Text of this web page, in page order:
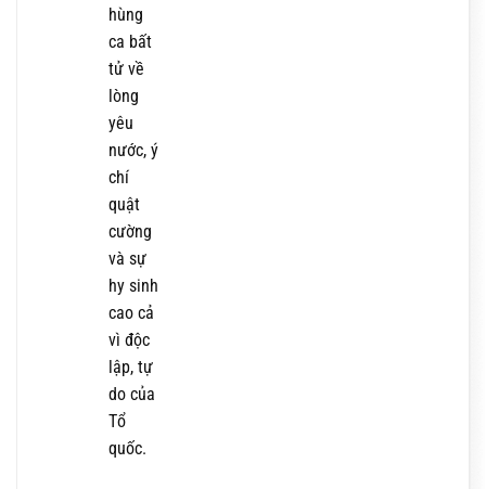
hùng
ca bất
tử về
lòng
yêu
nước, ý
chí
quật
cường
và sự
hy sinh
cao cả
vì độc
lập, tự
do của
Tổ
quốc.